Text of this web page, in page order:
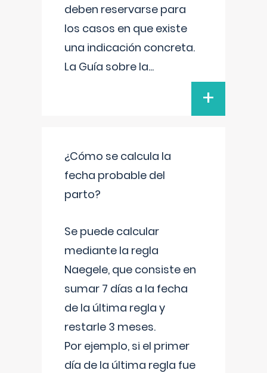
deben reservarse para
los casos en que existe
una indicación concreta.
La Guía sobre la...
+
¿Cómo se calcula la
fecha probable del
parto?
Se puede calcular
mediante la regla
Naegele, que consiste en
sumar 7 días a la fecha
de la última regla y
restarle 3 meses.
Por ejemplo, si el primer
día de la última regla fue